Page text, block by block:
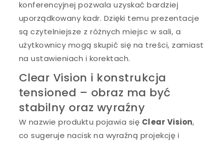
konferencyjnej pozwala uzyskać bardziej
uporządkowany kadr. Dzięki temu prezentacje
są czytelniejsze z różnych miejsc w sali, a
użytkownicy mogą skupić się na treści, zamiast
na ustawieniach i korektach.
Clear Vision i konstrukcja
tensioned – obraz ma być
stabilny oraz wyraźny
W nazwie produktu pojawia się Clear Vision,
co sugeruje nacisk na wyraźną projekcję i